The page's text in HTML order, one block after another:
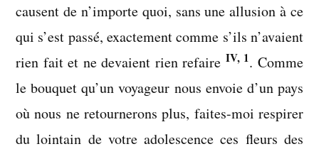
causent de n’importe quoi, sans une allusion à ce
qui s’est passé, exactement comme s’ils n’avaient
rien fait et ne devaient rien refaire IV, 1. Comme
le bouquet qu’un voyageur nous envoie d’un pays
où nous ne retournerons plus, faites-moi respirer
du lointain de votre adolescence ces fleurs des